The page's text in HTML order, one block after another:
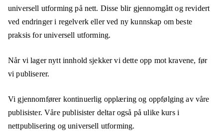
universell utforming på nett. Disse blir gjennomgått og revidert
ved endringer i regelverk eller ved ny kunnskap om beste
praksis for universell utforming.
Når vi lager nytt innhold sjekker vi dette opp mot kravene, før
vi publiserer.
Vi gjennomfører kontinuerlig opplæring og oppfølging av våre
publisister. Våre publisister deltar også på ulike kurs i
nettpublisering og universell utforming.